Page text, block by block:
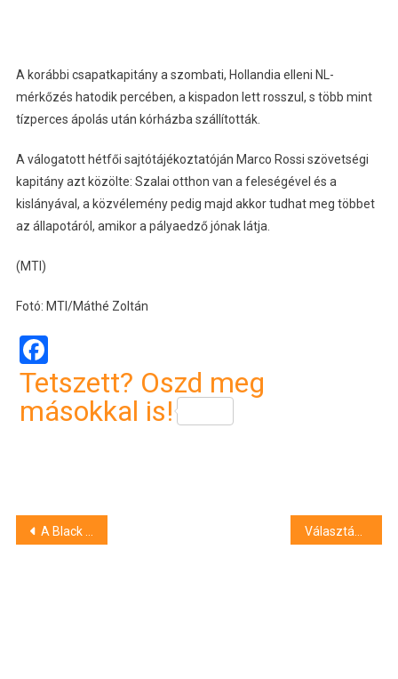
A korábbi csapatkapitány a szombati, Hollandia elleni NL-
mérkőzés hatodik percében, a kispadon lett rosszul, s több mint
tízperces ápolás után kórházba szállították.
A válogatott hétfői sajtótájékoztatóján Marco Rossi szövetségi
kapitány azt közölte: Szalai otthon van a feleségével és a
kislányával, a közvélemény pedig majd akkor tudhat meg többet
az állapotáról, amikor a pályaedző jónak látja.
(MTI)
Fotó: MTI/Máthé Zoltán
Facebook
Tetszett? Oszd meg
másokkal is!
Bejegyzés
A Black Friday-akciók veszélyeire figyelmeztet az NMHH